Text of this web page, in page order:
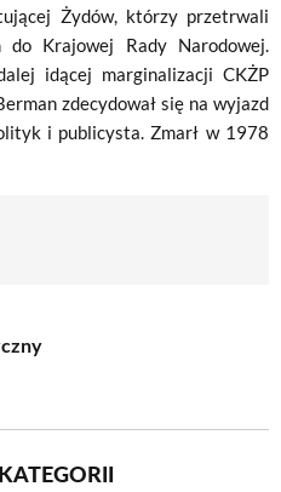
Żydów, którzy przetrwali
do Krajowej Rady Narodowej.
idącej marginalizacji CKŻP
zdecydował się na wyjazd
i publicysta. Zmarł w 1978